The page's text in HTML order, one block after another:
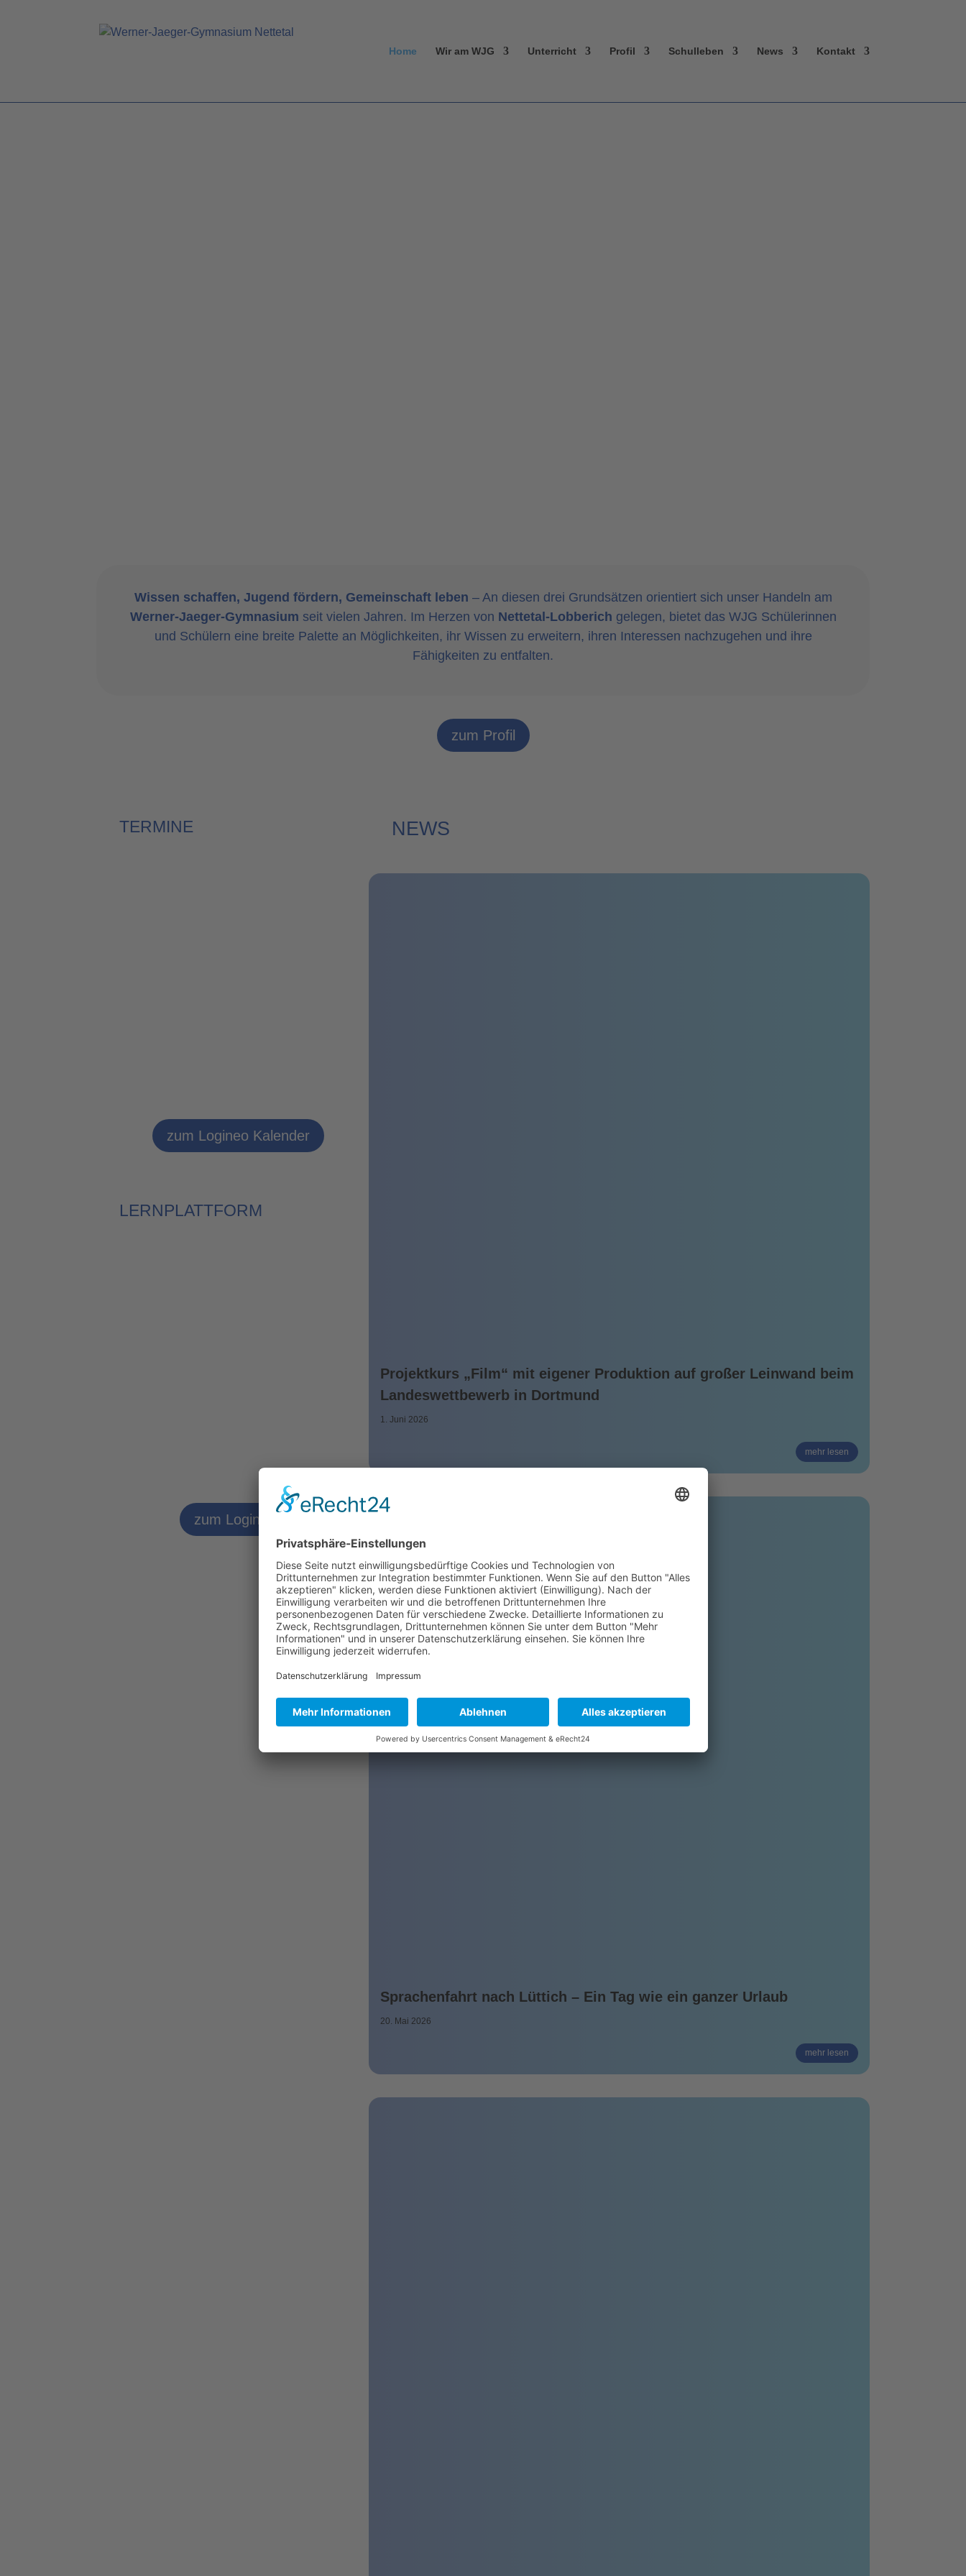
Home Wir am WJG Unterricht Profil Schulleben News Kontakt
Wissen schaffen, Jugend fördern, Gemeinschaft leben – An diesen drei Grundsätzen orientiert sich unser Handeln am
Werner-Jaeger-Gymnasium seit vielen Jahren. Im Herzen von Nettetal-Lobberich gelegen, bietet das WJG Schülerinnen
und Schülern eine breite Palette an Möglichkeiten, ihr Wissen zu erweitern, ihren Interessen nachzugehen und ihre
Fähigkeiten zu entfalten.
zum Profil
TERMINE
zum Logineo Kalender
LERNPLATTFORM
zum Logineo LMS
NEWS
Projektkurs „Film“ mit eigener Produktion auf großer Leinwand beim
Landeswettbewerb in Dortmund
1. Juni 2026
mehr lesen
Sprachenfahrt nach Lüttich – Ein Tag wie ein ganzer Urlaub
20. Mai 2026
mehr lesen